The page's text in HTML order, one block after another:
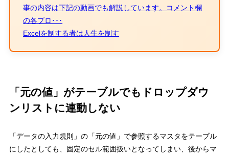
事の内容は下記の動画でも解説しています。コメント欄
の各プロ･･･
Excelを制する者は人生を制す
「元の値」がテーブルでもドロップダウ
ンリストに連動しない
「データの入力規則」の「元の値」で参照するマスタをテーブル
にしたとしても、固定のセル範囲扱いとなってしまい、後からマ